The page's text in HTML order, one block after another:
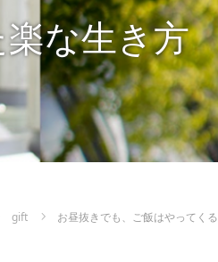
な生き方
gift お昼抜きでも、ご飯はやってくる